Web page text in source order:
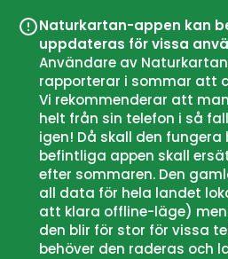
Naturkartan-appen kan
uppdateras för vissa
Användare av
rapporterar i sommar att
Vi rekommenderar att
helt från sin telefon i så
igen! Då skall den fungera
befintliga appen skall
efter sommaren. Den
all data för hela landet
att klara offline-läge)
den blir för stor för vissa
behöver den raderas och